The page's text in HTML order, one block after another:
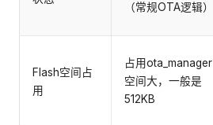
（常规OTA逻辑）
Flash空间占
用
占用ota_manager
空间大，一般是
512KB